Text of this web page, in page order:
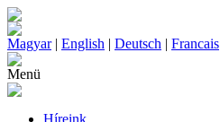
Magyar| English | Deutsch | Francais
Menü
Híreink